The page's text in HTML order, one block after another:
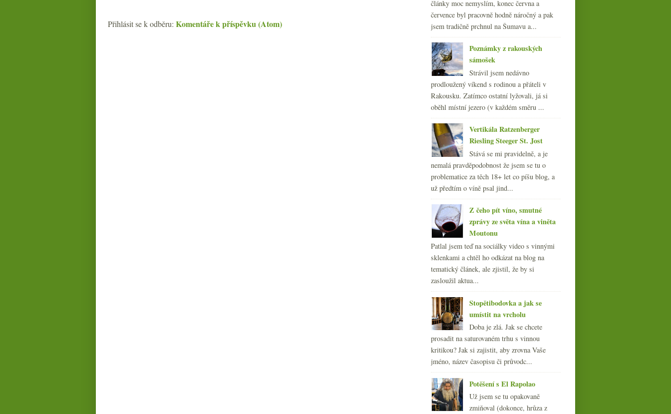
Přihlásit se k odběru: Komentáře k příspěvku (Atom)
články moc nemyslím, konec června a
července byl pracovně hodně náročný a pak
jsem tradičně prchnul na Šumavu a...
Poznámky z rakouských
sámošek
Strávil jsem nedávno
prodloužený víkend s rodinou a přáteli v
Rakousku. Zatímco ostatní lyžovali, já si
oběhl místní jezero (v každém směru ...
Vertikála Ratzenberger
Riesling Steeger St. Jost
Stává se mi pravidelně, a je
nemalá pravděpodobnost že jsem se tu o
problematice za těch 18+ let co píšu blog, a
už předtím o víně psal jind...
Z čeho pít víno, smutné
zprávy ze světa vína a viněta
Moutonu
Patlal jsem teď na sociálky video s vinnými
sklenkami a chtěl ho odkázat na blog na
tematický článek, ale zjistil, že by si
zasloužil aktua...
Stopětibodovka a jak se
umístit na vrcholu
Doba je zlá. Jak se chcete
prosadit na saturovaném trhu s vinnou
kritikou? Jak si zajistit, aby zrovna Vaše
jméno, název časopisu či průvodc...
Potěšení s El Rapolao
Už jsem se tu opakovaně
zmiňoval (dokonce, hrůza z